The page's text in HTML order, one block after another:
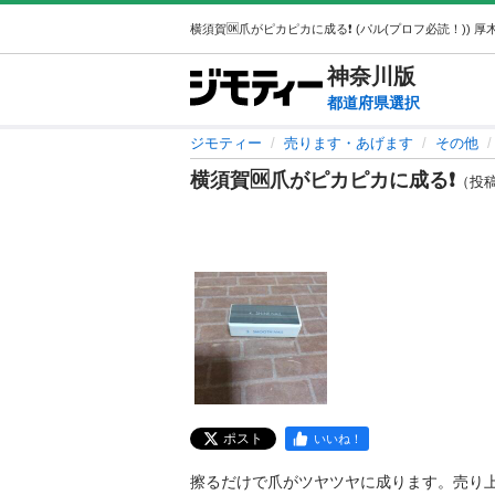
神奈川 版
都道府県選択
ジモティー 売ります・あげます その他
横須賀🆗爪がピカピカに成る❗️ （投
ポスト いいね！
擦るだけで爪がツヤツヤに成ります。売り